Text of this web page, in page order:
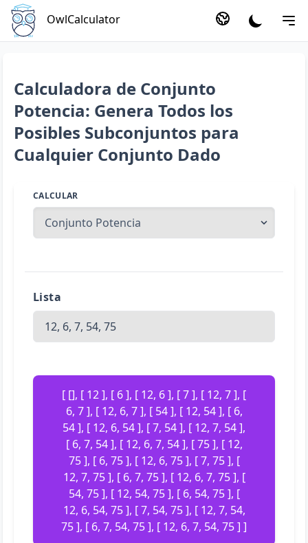
OwlCalculator
Calculadora de Conjunto
Potencia: Genera Todos los
Posibles Subconjuntos para
Cualquier Conjunto Dado
CALCULAR
Lista
[ [], [ 12 ], [ 6 ], [ 12, 6 ], [ 7 ], [ 12, 7 ], [
6, 7 ], [ 12, 6, 7 ], [ 54 ], [ 12, 54 ], [ 6,
54 ], [ 12, 6, 54 ], [ 7, 54 ], [ 12, 7, 54 ],
[ 6, 7, 54 ], [ 12, 6, 7, 54 ], [ 75 ], [ 12,
75 ], [ 6, 75 ], [ 12, 6, 75 ], [ 7, 75 ], [
12, 7, 75 ], [ 6, 7, 75 ], [ 12, 6, 7, 75 ], [
54, 75 ], [ 12, 54, 75 ], [ 6, 54, 75 ], [
12, 6, 54, 75 ], [ 7, 54, 75 ], [ 12, 7, 54,
75 ], [ 6, 7, 54, 75 ], [ 12, 6, 7, 54, 75 ] ]